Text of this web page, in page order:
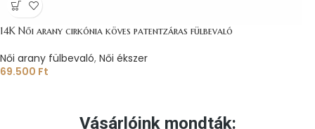
14K Női arany cirkónia köves patentzáras fülbevaló
Női arany fülbevaló, Női ékszer
69.500 Ft